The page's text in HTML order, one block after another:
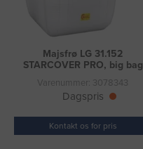
Majsfrø LG 31.152
STARCOVER PRO, big bag
Varenummer: 3078343
Dagspris
Kontakt os for pris